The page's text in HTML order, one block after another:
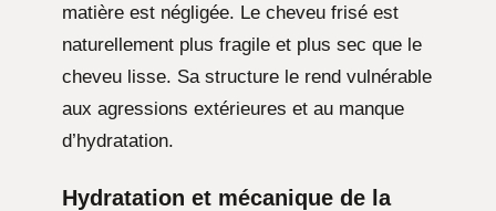
matière est négligée. Le cheveu frisé est
naturellement plus fragile et plus sec que le
cheveu lisse. Sa structure le rend vulnérable
aux agressions extérieures et au manque
d’hydratation.
Hydratation et mécanique de la